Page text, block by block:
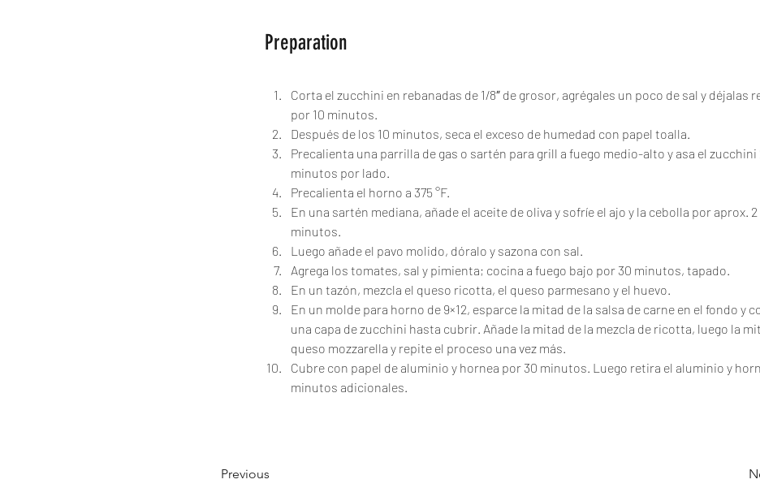
Preparation
Corta el zucchini en rebanadas de 1/8″ de grosor, agrégales un poco de sal y déjalas
por 10 minutos.
Después de los 10 minutos, seca el exceso de humedad con papel toalla.
Precalienta una parrilla de gas o sartén para grill a fuego medio-alto y asa el zucchini
minutos por lado.
Precalienta el horno a 375 °F.
En una sartén mediana, añade el aceite de oliva y sofríe el ajo y la cebolla por aprox. 2
minutos.
Luego añade el pavo molido, dóralo y sazona con sal.
Agrega los tomates, sal y pimienta; cocina a fuego bajo por 30 minutos, tapado.
En un tazón, mezcla el queso ricotta, el queso parmesano y el huevo.
En un molde para horno de 9×12, esparce la mitad de la salsa de carne en el fondo y
una capa de zucchini hasta cubrir. Añade la mitad de la mezcla de ricotta, luego la
queso mozzarella y repite el proceso una vez más.
Cubre con papel de aluminio y hornea por 30 minutos. Luego retira el aluminio y
minutos adicionales.
Previous